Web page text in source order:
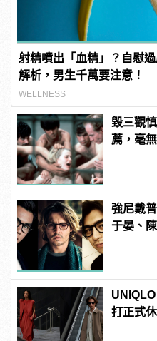
射精噴出「血精」？自慰
解析，男生千萬要注意！
WELLNESS
毀三觀
薦，毫
強尼戴
于晏、
打正式